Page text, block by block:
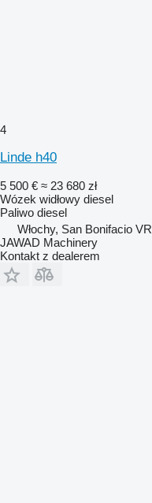
4
Linde h40
5 500 € ≈ 23 680 zł
Wózek widłowy diesel
Paliwo diesel
Włochy, San Bonifacio VR
JAWAD Machinery
Kontakt z dealerem